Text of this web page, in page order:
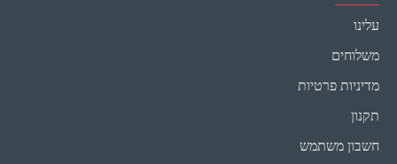
עלינו
משלוחים
מדיניות פרטיות
תקנון
חשבון משתמש